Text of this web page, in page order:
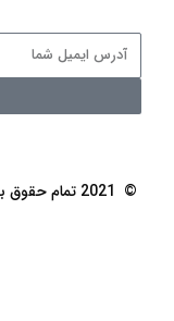
© 2021 تمام حقوق برای گروه تبلیغاتی ایران هنر محفوظ می باشد.